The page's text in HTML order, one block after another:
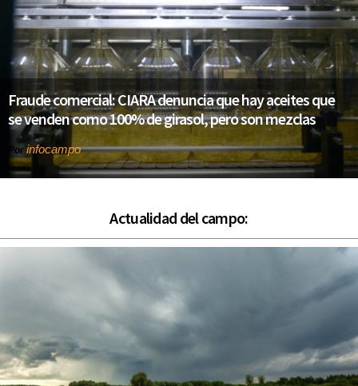
Fraude comercial: CIARA denuncia que hay aceites que
se venden como 100% de girasol, pero son mezclas
Por infocampo
Actualidad del campo: